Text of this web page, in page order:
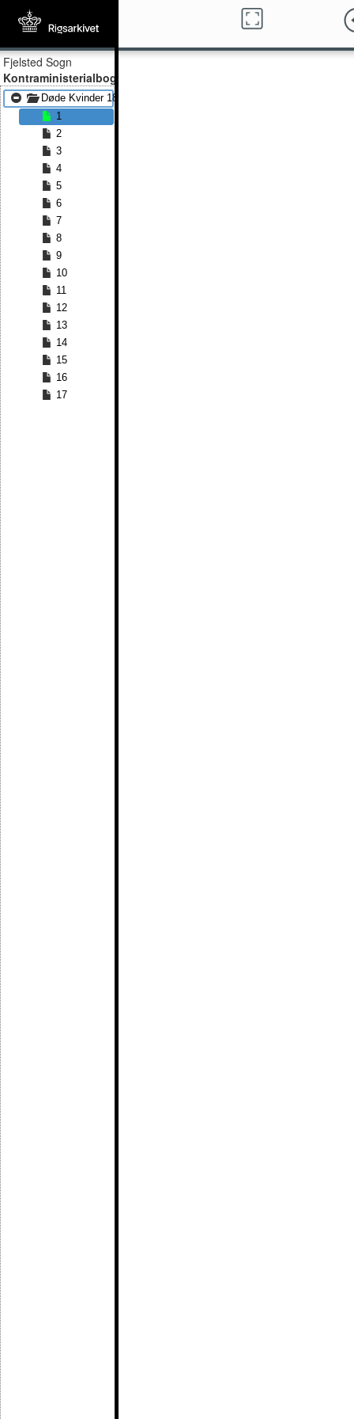
Fjelsted Sogn
Kontraministerialbog
Døde Kvinder 1847 - Døde Kvinder 1863
1
2
3
4
5
6
7
8
9
10
11
12
13
14
15
16
17